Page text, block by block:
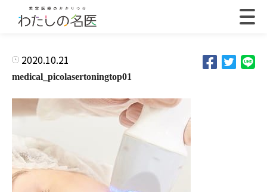
2020.10.21
medical_picolasertoningtop01